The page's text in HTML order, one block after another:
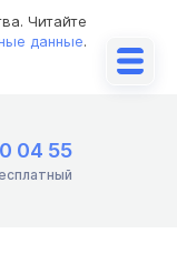
Читайте
данные.
04 55